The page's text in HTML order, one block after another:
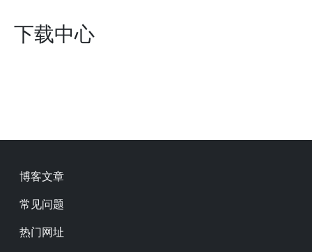
下载中心
Footer
博客文章
常见问题
热门网址